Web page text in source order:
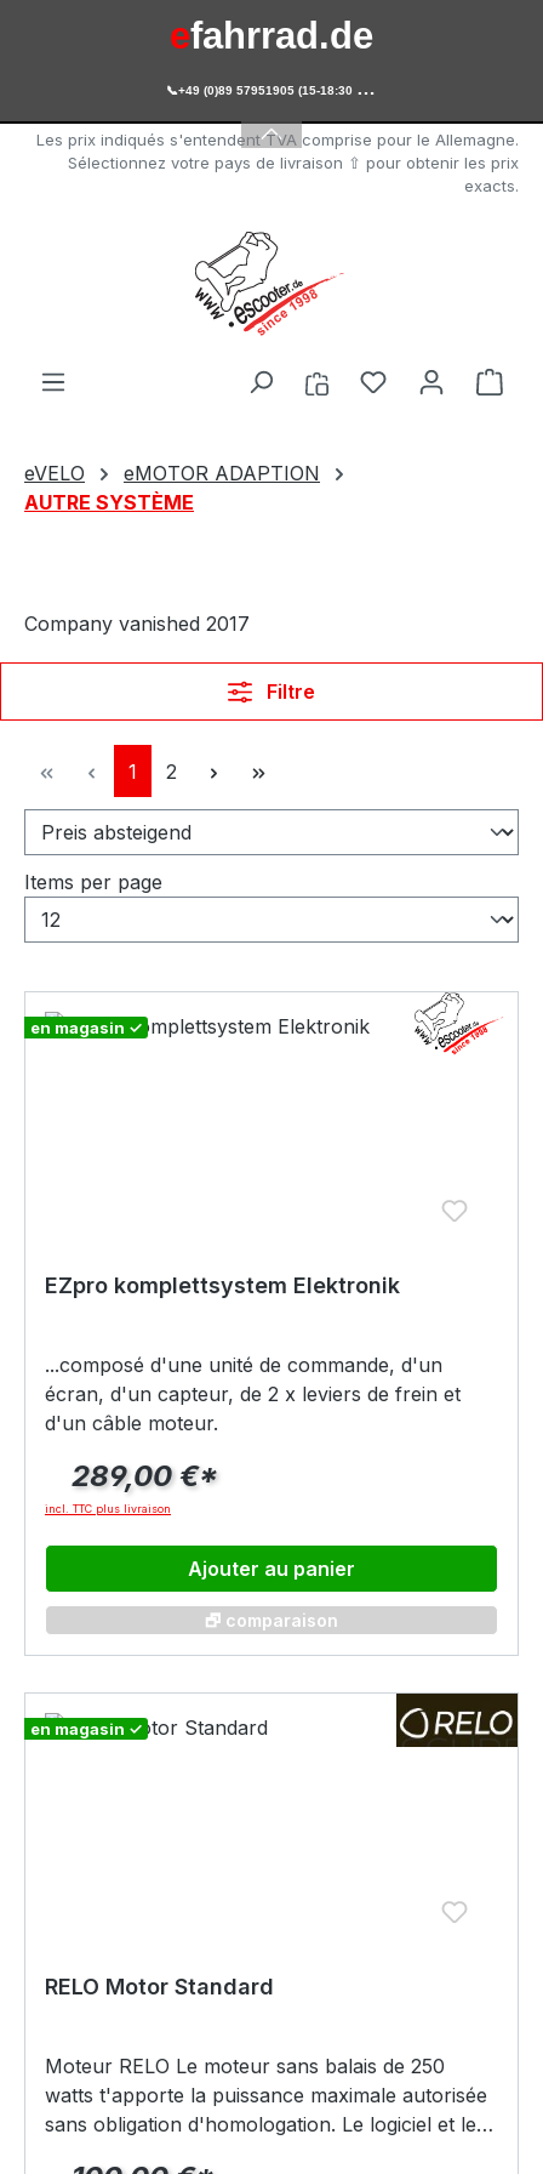
Passer au contenu principal
escooter.de
efahrrad.de

+49 (0)89 57951905 (15-18:30 Uhr)
Les prix indiqués s'entendent TVA comprise pour le Allemagne.
Sélectionnez votre pays de livraison ⇧ pour obtenir les prix
exacts.
Vous avez 0Le
eVELO
eMOTOR ADAPTION
AUTRE SYSTÈME
Company vanished 2017
Filtre
Page
1 Page
2
Items per page
en magasin ✓
EZpro komplettsystem Elektronik
...composé d'une unité de commande, d'un
écran, d'un capteur, de 2 x leviers de frein et
d'un câble moteur.
289,00 €*
incl. TTC plus livraison
Ajouter au panier
🗗 comparaison
en magasin ✓
RELO Motor Standard
Moteur RELO Le moteur sans balais de 250
watts t'apporte la puissance maximale autorisée
sans obligation d'homologation. Le logiciel et le